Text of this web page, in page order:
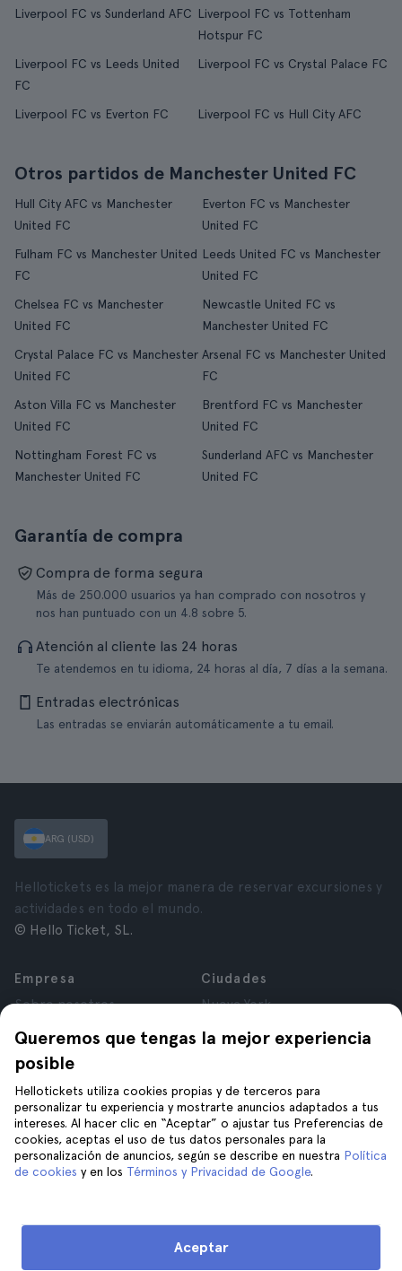
Liverpool FC vs Sunderland AFC Liverpool FC vs Tottenham
Hotspur FC
Liverpool FC vs Leeds United
FC
Liverpool FC vs Crystal Palace FC
Liverpool FC vs Everton FC Liverpool FC vs Hull City AFC
Otros partidos de Manchester United FC
Hull City AFC vs Manchester
United FC
Everton FC vs Manchester
United FC
Fulham FC vs Manchester United
FC
Leeds United FC vs Manchester
United FC
Chelsea FC vs Manchester
United FC
Newcastle United FC vs
Manchester United FC
Crystal Palace FC vs Manchester
United FC
Arsenal FC vs Manchester United
FC
Aston Villa FC vs Manchester
United FC
Brentford FC vs Manchester
United FC
Nottingham Forest FC vs
Manchester United FC
Sunderland AFC vs Manchester
United FC
Garantía de compra
Compra de forma segura
Más de 250.000 usuarios ya han comprado con nosotros y
nos han puntuado con un 4.8 sobre 5.
Atención al cliente las 24 horas
Te atendemos en tu idioma, 24 horas al día, 7 días a la semana.
Entradas electrónicas
Las entradas se enviarán automáticamente a tu email.
Queremos que tengas la mejor experiencia
posible
Hellotickets utiliza cookies propias y de terceros para
personalizar tu experiencia y mostrarte anuncios adaptados a tus
intereses. Al hacer clic en “Aceptar” o ajustar tus Preferencias de
cookies, aceptas el uso de tus datos personales para la
personalización de anuncios, según se describe en nuestra Política
de cookies y en los Términos y Privacidad de Google.
Aceptar
ARG (USD)
Hellotickets es la mejor manera de reservar excursiones y
actividades en todo el mundo.
© Hello Ticket, SL.
Empresa
Sobre nosotros
Afiliados
Opiniones
Privacidad
Términos y Condiciones
Aviso Legal
Cookies
Ciudades
Nueva York
París
Granada
Cracovia
Tenerife
Ayuda